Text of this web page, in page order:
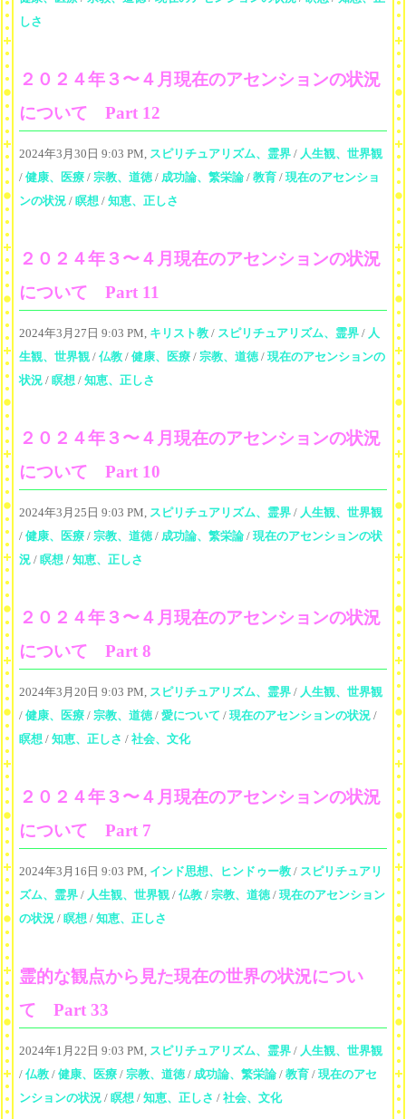
しさ
２０２４年３〜４月現在のアセンションの状況
について Part 12
2024年3月30日 9:03 PM, スピリチュアリズム、霊界 / 人生観、世界観
/ 健康、医療 / 宗教、道徳/ 成功論、繁栄論 / 教育 / 現在のアセンショ
ンの状況 / 瞑想 / 知恵、正しさ
２０２４年３〜４月現在のアセンションの状況
について Part 11
2024年3月27日 9:03 PM, キリスト教 / スピリチュアリズム、霊界 / 人
生観、世界観 / 仏教 / 健康、医療 / 宗教、道徳/ 現在のアセンションの
状況 / 瞑想 / 知恵、正しさ
２０２４年３〜４月現在のアセンションの状況
について Part 10
2024年3月25日 9:03 PM, スピリチュアリズム、霊界 / 人生観、世界観
/ 健康、医療 / 宗教、道徳/ 成功論、繁栄論 / 現在のアセンションの状
況 / 瞑想 / 知恵、正しさ
２０２４年３〜４月現在のアセンションの状況
について Part 8
2024年3月20日 9:03 PM, スピリチュアリズム、霊界 / 人生観、世界観
/ 健康、医療 / 宗教、道徳/ 愛について / 現在のアセンションの状況 /
瞑想 / 知恵、正しさ / 社会、文化
２０２４年３〜４月現在のアセンションの状況
について Part 7
2024年3月16日 9:03 PM, インド思想、ヒンドゥー教 / スピリチュアリ
ズム、霊界 / 人生観、世界観 / 仏教 / 宗教、道徳/ 現在のアセンション
の状況 / 瞑想 / 知恵、正しさ
霊的な観点から見た現在の世界の状況につい
て Part 33
2024年1月22日 9:03 PM, スピリチュアリズム、霊界 / 人生観、世界観
/ 仏教 / 健康、医療 / 宗教、道徳/ 成功論、繁栄論 / 教育 / 現在のアセ
ンションの状況 / 瞑想 / 知恵、正しさ / 社会、文化